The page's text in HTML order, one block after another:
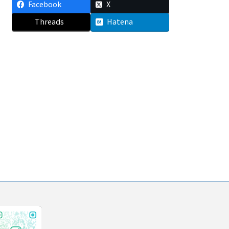
Facebook
X
Threads
Hatena